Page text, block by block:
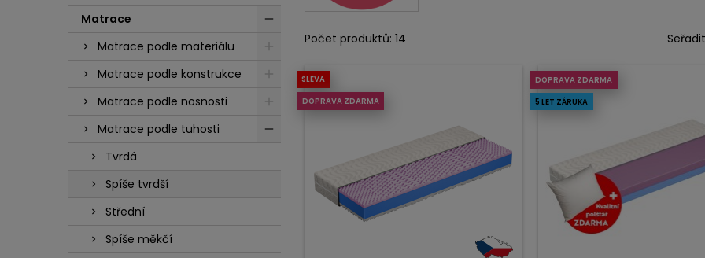
Matrace
Matrace podle materiálu
Matrace podle konstrukce
Matrace podle nosnosti
Matrace podle tuhosti
Tvrdá
Spíše tvrdší
Střední
Spíše měkčí
Počet produktů: 14
DOPRAVA ZDARMA
SLEVA DOPRAVA ZDARMA
5 LET ZÁRUKA